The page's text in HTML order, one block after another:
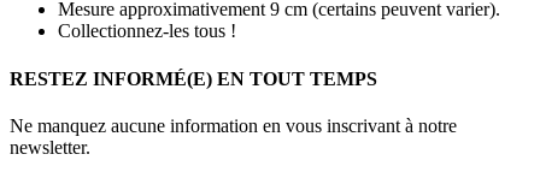
Mesure approximativement 9 cm (certains peuvent varier).
Collectionnez-les tous !
RESTEZ INFORMÉ(E) EN TOUT TEMPS
Ne manquez aucune information en vous inscrivant à notre
newsletter.